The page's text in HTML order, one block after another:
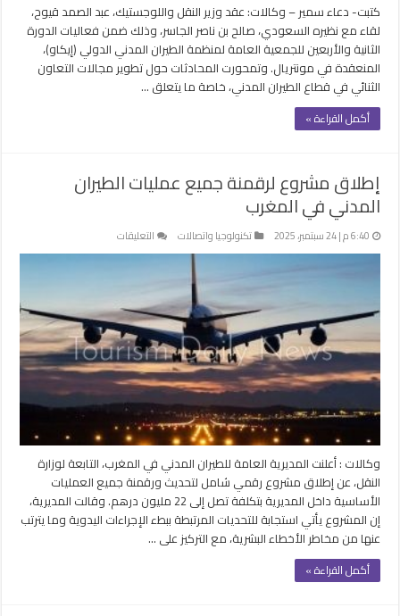
كتبت- دعاء سمير – وكالات: عقد وزير النقل واللوجستيك، عبد الصمد قيوح،
لقاء مع نظيره السعودي، صالح بن ناصر الجاسر، وذلك ضمن فعاليات الدورة
الثانية والأربعين للجمعية العامة لمنظمة الطيران المدني الدولي (إيكاو)،
المنعقدة في مونتريال. وتمحورت المحادثات حول تطوير مجالات التعاون
الثنائي في قطاع الطيران المدني، خاصة ما يتعلق …
أكمل القراءة »
إطلاق مشروع لرقمنة جميع عمليات الطيران
المدني في المغرب
6:40 م | 24 سبتمبر، 2025 تكنولوجيا واتصالات التعليقات
إطلاق
جميع
عمليات
الطيران
المدني في
المغرب
مغلقة
وكالات : أعلنت المديرية العامة للطيران المدني في المغرب، التابعة لوزارة
النقل، عن إطلاق مشروع رقمي شامل لتحديث ورقمنة جميع العمليات
الأساسية داخل المديرية بتكلفة تصل إلى 22 مليون درهم. وقالت المديرية،
إن المشروع يأتي استجابة للتحديات المرتبطة ببطء الإجراءات اليدوية وما يترتب
عنها من مخاطر الأخطاء البشرية، مع التركيز على …
أكمل القراءة »